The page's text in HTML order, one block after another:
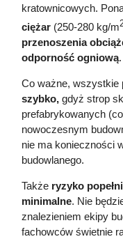
kratownicowych.
ciężar (250-280 kg/m
przenoszenia
odporność ogniową.
Co ważne, wszystkie
szybko,gdyż strop
prefabrykowanych
nowoczesnym
nie ma konieczności
budowlanego.
Także ryzyko
minimalne. Nie
znalezieniem ekipy
fachowców świetnie